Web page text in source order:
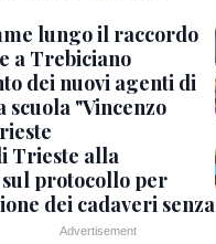
lungo il raccordo
a Trebiciano
dei nuovi agenti di
scuola "Vincenzo
Trieste alla
protocollo per
dei cadaveri senza